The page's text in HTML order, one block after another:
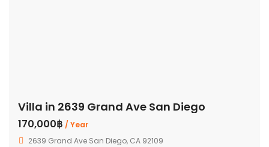
Villa in 2639 Grand Ave San Diego
170,000฿ / Year
2639 Grand Ave San Diego, CA 92109